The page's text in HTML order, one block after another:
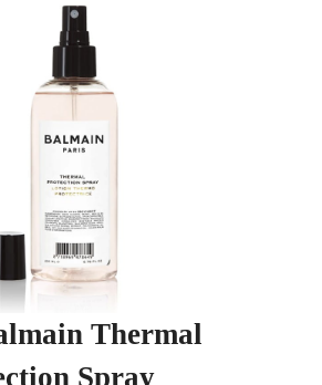
Thermal
Spray